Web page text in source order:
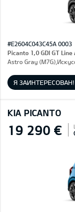
#E2604C043C45A 0003
Picanto 1,0 GDI GT Line
Astro Gray
Я ЗАИНТЕРЕСОВАН!
KIA PICANTO
19 290 €